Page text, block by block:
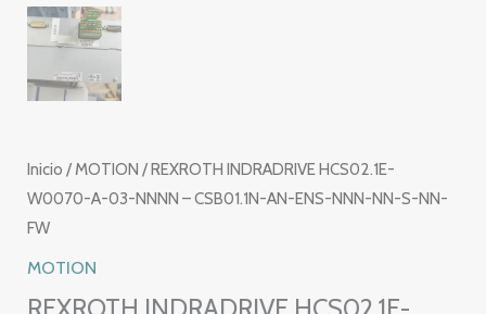
Inicio /MOTION / REXROTH INDRADRIVE HCS02.1E-
W0070-A-03-NNNN – CSB01.1N-AN-ENS-NNN-NN-S-NN-
FW
MOTION